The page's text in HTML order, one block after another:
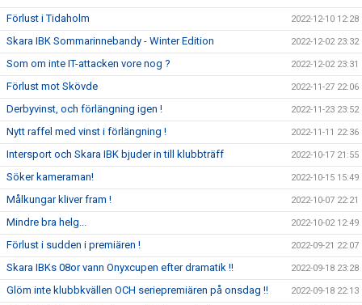
Förlust i Tidaholm 2022-12-10 12:28
Skara IBK Sommarinnebandy - Winter Edition 2022-12-02 23:32
Som om inte IT-attacken vore nog ? 2022-12-02 23:31
Förlust mot Skövde 2022-11-27 22:06
Derbyvinst, och förlängning igen ! 2022-11-23 23:52
Nytt raffel med vinst i förlängning ! 2022-11-11 22:36
Intersport och Skara IBK bjuder in till klubbträff 2022-10-17 21:55
Söker kameraman! 2022-10-15 15:49
Målkungar kliver fram ! 2022-10-07 22:21
Mindre bra helg... 2022-10-02 12:49
Förlust i sudden i premiären ! 2022-09-21 22:07
Skara IBKs 08or vann Onyxcupen efter dramatik !! 2022-09-18 23:28
Glöm inte klubbkvällen OCH seriepremiären på onsdag !! 2022-09-18 22:13